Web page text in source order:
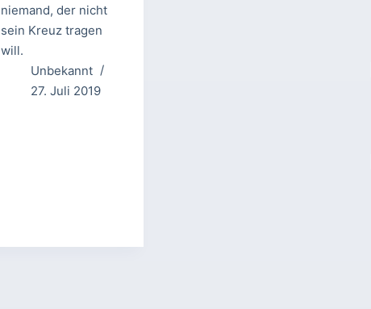
niemand, der nicht
sein Kreuz tragen
will.
Unbekannt
27. Juli 2019